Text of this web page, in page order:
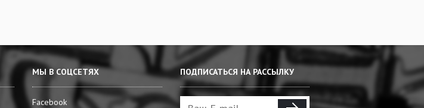
МЫ В СОЦСЕТЯХ
Facebook
ПОДПИСАТЬСЯ НА РАССЫЛКУ